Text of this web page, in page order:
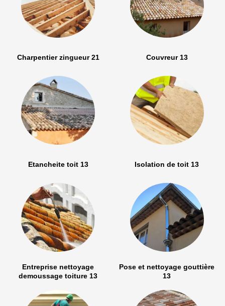
Charpentier zingueur 21 Couvreur 13
Etancheite toit 13 Isolation de toit 13
Entreprise nettoyage
demoussage toiture 13
Pose et nettoyage gouttière
13